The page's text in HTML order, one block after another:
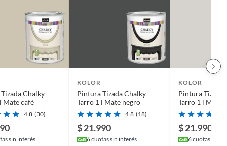
Chalky
Mate café
4.8 (30)
sin interés
KOLOR
Pintura Tizada Chalky
Tarro 1 l Mate negro
4.8 (18)
$ 21.990
6cuotas sin interés
KOLOR
Pintura Tizada
Tarro 1 l Mate
$ 21.990
6cuotas sin